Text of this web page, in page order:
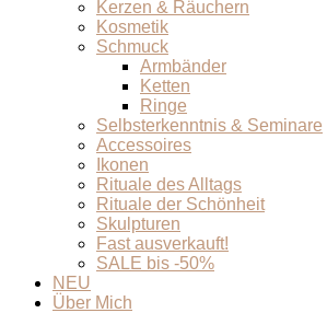
Kerzen & Räuchern
Kosmetik
Schmuck
Armbänder
Ketten
Ringe
Selbsterkenntnis & Seminare
Accessoires
Ikonen
Rituale des Alltags
Rituale der Schönheit
Skulpturen
Fast ausverkauft!
SALE bis -50%
NEU
Über Mich